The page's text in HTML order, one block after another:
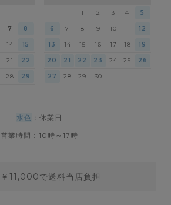
7 8
14 15
21 22
28 29
1 2 3 4 5
6 7 8 9 10 11 12
13 14 15 16 17 18 19
20 21 22 23 24 25 26
27 28 29 30
水色 ：休業日
営業時間：10時～17時
￥11,000で送料当店負担